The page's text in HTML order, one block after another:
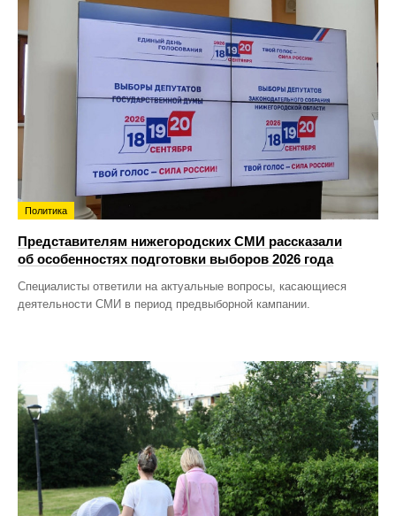
Политика
Представителям нижегородских СМИ рассказали
об особенностях подготовки выборов 2026 года
Специалисты ответили на актуальные вопросы, касающиеся
деятельности СМИ в период предвыборной кампании.